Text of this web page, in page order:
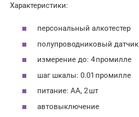
Характеристики:
персональный алкотестер
полупроводниковый датчик
измерение до: 4 промилле
шаг шкалы: 0.01 промилле
питание: АА, 2 шт
автовыключение